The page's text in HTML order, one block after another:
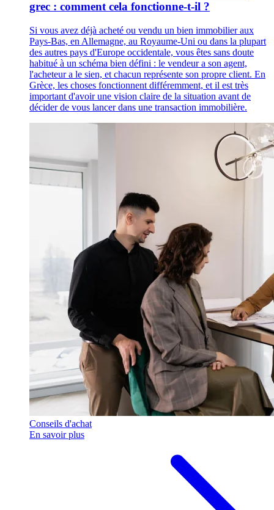
grec : comment cela fonctionne-t-il ?
Si vous avez déjà acheté ou vendu un bien immobilier aux
Pays-Bas, en Allemagne, au Royaume-Uni ou dans la plupart
des autres pays d'Europe occidentale, vous êtes sans doute
habitué à un schéma bien défini : le vendeur a son agent,
l'acheteur a le sien, et chacun représente son propre client. En
Grèce, les choses fonctionnent différemment, et il est très
important d'avoir une vision claire de la situation avant de
décider de vous lancer dans une transaction immobilière.
Conseils d'achat
En savoir plus